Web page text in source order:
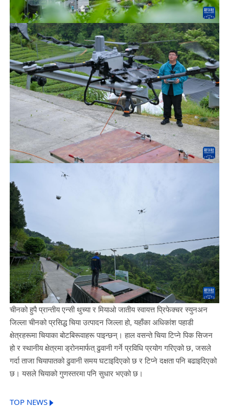
चीनको हुपै प्रान्तीय एन्सी थुच्या र मियाओ जातीय स्वायत्त प्रिफेक्चर स्युनअन
जिल्ला चीनको प्रसिद्ध चिया उत्पादन जिल्ला हो, यहाँका अधिकांश पहाडी
क्षेत्रहरूमा चियाका बोटबिरूवाहरू पाइन्छन्। हाल वसन्ते चिया टिप्ने पिक सिजन
हो र स्थानीय क्षेत्रमा ड्रोनमार्फत् ढुवानी गर्ने प्रविधि प्रयोग गरिएको छ, जसले
गर्दा ताजा चियापातको ढुवानी समय घटाइदिएको छ र टिप्ने दक्षता पनि बढाइदिएको
छ। यसले चियाको गुणस्तरमा पनि सुधार भएको छ।
TOP NEWS